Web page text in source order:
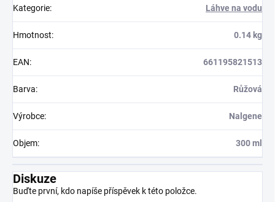
Kategorie: Láhve na vodu
Hmotnost: 0.14 kg
EAN: 661195821513
Barva: Růžová
Výrobce: Nalgene
Objem: 300 ml
Diskuze
Buďte první, kdo napíše příspěvek k této položce.